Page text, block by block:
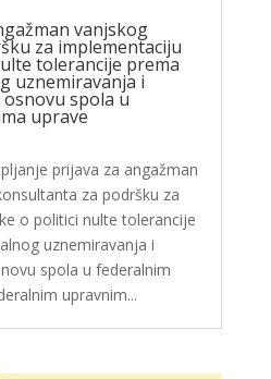
vanjskog
za implementaciju
tolerancije prema
uznemiravanja i
spola u
uprave
prijava za angažman
za podršku za
o politici nulte tolerancije
uznemiravanja i
spola u federalnim
upravnim...